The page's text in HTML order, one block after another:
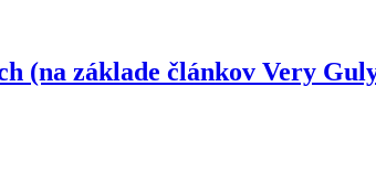
(na základe článkov Very